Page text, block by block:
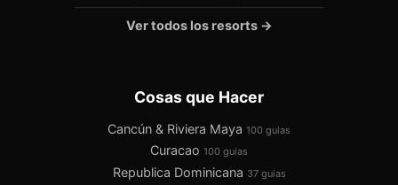
Ver todos los resorts →
Cosas que Hacer
Cancún & Riviera Maya 100 guias
Curacao 100 guias
Republica Dominicana 37 guias